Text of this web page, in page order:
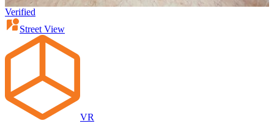
Verified
Street View
VR